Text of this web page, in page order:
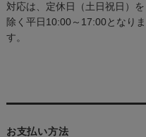
対応は、定休日（土日祝日）を
除く平日10:00～17:00となりま
す。
お支払い方法